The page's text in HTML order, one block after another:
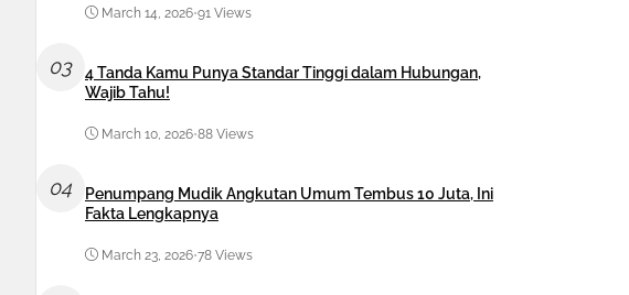
March 14, 2026•91 Views
03
4 Tanda Kamu Punya Standar Tinggi dalam Hubungan,
Wajib Tahu!
March 10, 2026•88 Views
04
Penumpang Mudik Angkutan Umum Tembus 10 Juta, Ini
Fakta Lengkapnya
March 23, 2026•78 Views